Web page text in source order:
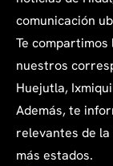
comunicación
Te
nuestros
Huejutla,
Además, te
relevantes de
más estados.